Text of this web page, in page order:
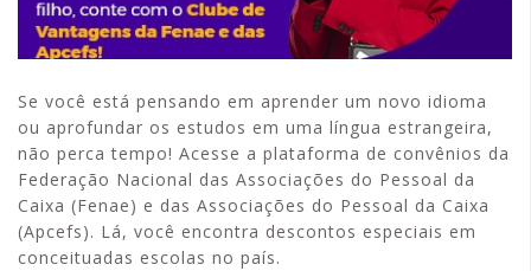
Se você está pensando em aprender um novo idioma
ou aprofundar os estudos em uma língua estrangeira,
não perca tempo! Acesse a plataforma de convênios da
Federação Nacional das Associações do Pessoal da
Caixa (Fenae) e das Associações do Pessoal da Caixa
(Apcefs). Lá, você encontra descontos especiais em
conceituadas escolas no país.